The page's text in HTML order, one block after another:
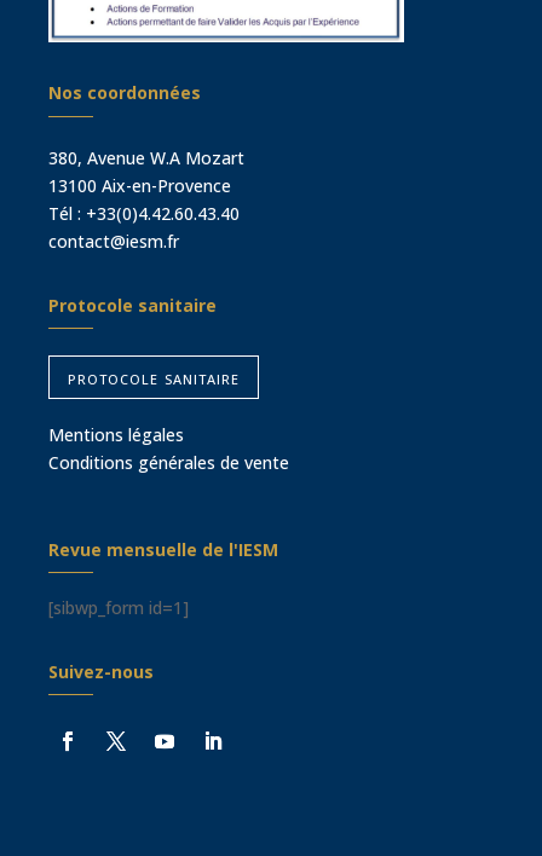
Nos coordonnées
380, Avenue W.A Mozart
13100 Aix-en-Provence
Tél : +33(0)4.42.60.43.40
contact@iesm.fr
Protocole sanitaire
protocole sanitaire
Mentions légales
Conditions générales de vente
Revue mensuelle de l'IESM
[sibwp_form id=1]
Suivez-nous